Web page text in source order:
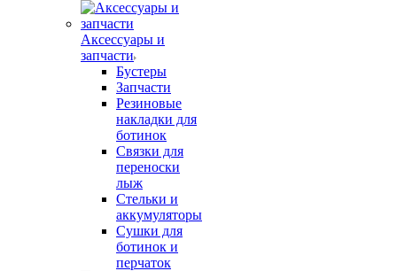
Аксессуары и
запчасти
Бустеры
Запчасти
Резиновые
накладки для
ботинок
Связки для
переноски
лыж
Стельки и
аккумуляторы
Сушки для
ботинок и
перчаток